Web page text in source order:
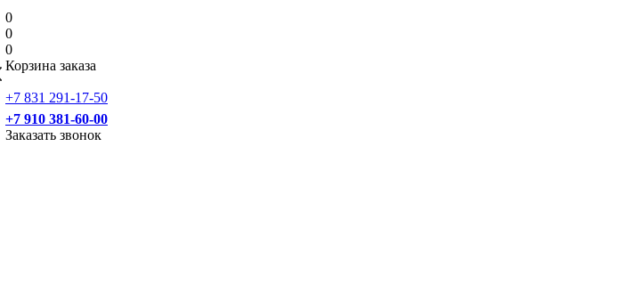
0
0
0
Корзина заказа
+7 831 291-17-50
+7 910 381-60-00
Заказать звонок